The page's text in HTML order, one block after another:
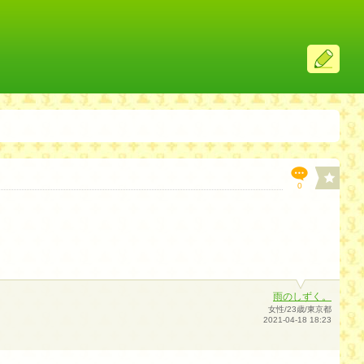
ス
レ
投
0
雨のしずく。
女性/23歳/東京都
2021-04-18 18:23